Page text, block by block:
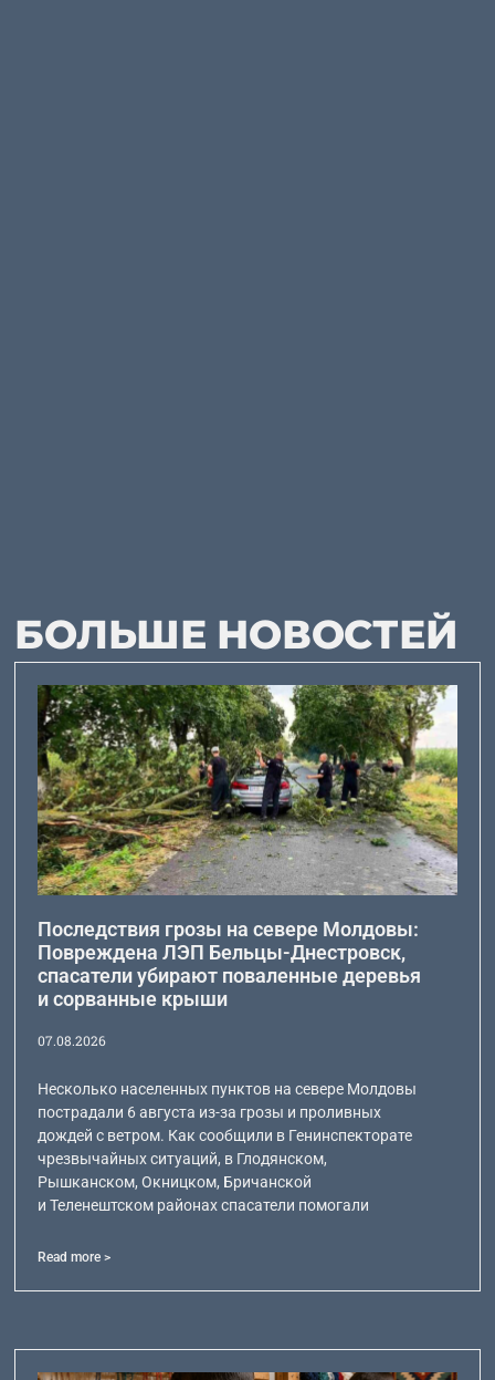
БОЛЬШЕ НОВОСТЕЙ
Последствия грозы на севере Молдовы:
Повреждена ЛЭП Бельцы-Днестровск,
спасатели убирают поваленные деревья
и сорванные крыши
07.08.2026
Несколько населенных пунктов на севере Молдовы
пострадали 6 августа из-за грозы и проливных
дождей с ветром. Как сообщили в Генинспекторате
чрезвычайных ситуаций, в Глодянском,
Рышканском, Окницком, Бричанской
и Теленештском районах спасатели помогали
Read more >